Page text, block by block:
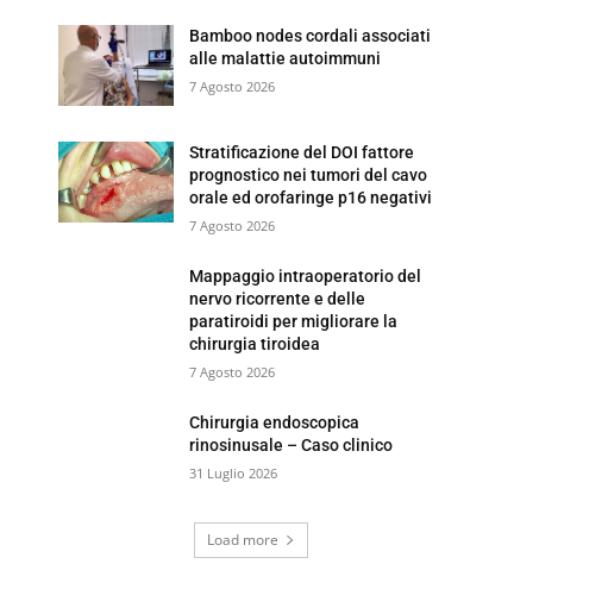
Bamboo nodes cordali associati
alle malattie autoimmuni
7 Agosto 2026
Stratificazione del DOI fattore
prognostico nei tumori del cavo
orale ed orofaringe p16 negativi
7 Agosto 2026
Mappaggio intraoperatorio del
nervo ricorrente e delle
paratiroidi per migliorare la
chirurgia tiroidea
7 Agosto 2026
Chirurgia endoscopica
rinosinusale – Caso clinico
31 Luglio 2026
Load more